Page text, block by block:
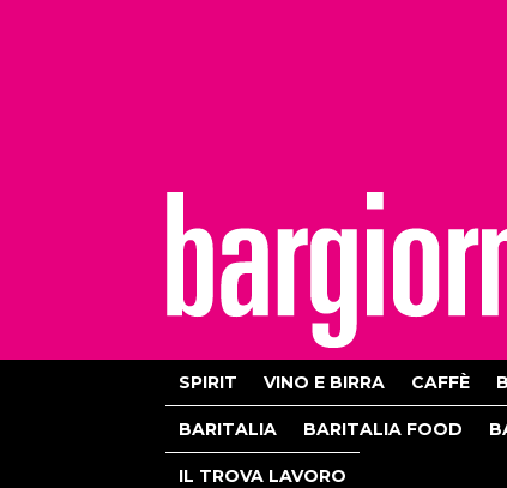
SPIRIT VINO E BIRRA CAFFÈ
BARITALIA BARITALIA FOOD
IL TROVA LAVORO